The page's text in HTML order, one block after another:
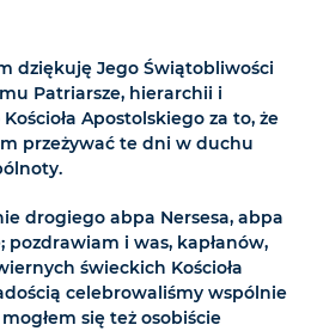
dziękuję Jego Świątobliwości
Patriarsze, hierarchii i
Apostolskiego za to, że
przeżywać te dni w duchu
drogiego abpa Nersesa, abpa
pozdrawiam i was, kapłanów,
świeckich Kościoła
celebrowaliśmy wspólnie
się też osobiście